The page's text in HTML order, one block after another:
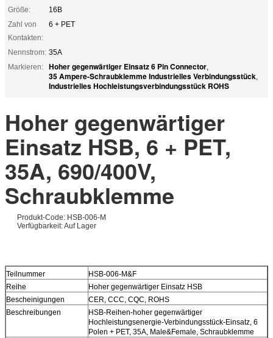
Größe:
16B
Zahl von
Kontakten:
6 + PET
Nennstrom: 35A
Markieren:
Hoher gegenwärtiger Einsatz 6 Pin Connector,
35 Ampere-Schraubklemme Industrielles Verbindungsstück,
Industrielles Hochleistungsverbindungsstück ROHS
Hoher gegenwärtiger
Einsatz HSB, 6 + PET,
35A, 690/400V,
Schraubklemme
Produkt-Code: HSB-006-M
Verfügbarkeit: Auf Lager
Teilnummer
HSB-006-M&F
Reihe
Hoher gegenwärtiger Einsatz HSB
Bescheinigungen
CER, CCC, CQC, ROHS
Beschreibungen
HSB-Reihen-hoher gegenwärtiger
Hochleistungsenergie-Verbindungsstück-Einsatz, 6
Polen + PET, 35A, Male&Female, Schraubklemme